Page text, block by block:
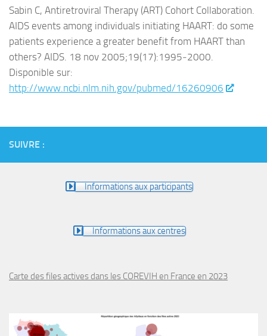
Sabin C, Antiretroviral Therapy (ART) Cohort Collaboration.
AIDS events among individuals initiating HAART: do some
patients experience a greater benefit from HAART than
others? AIDS. 18 nov 2005;19(17):1995‑2000.
Disponible sur:
http://www.ncbi.nlm.nih.gov/pubmed/16260906
SUIVRE :
Informations aux participants
Informations aux centres
Carte des files actives dans les COREVIH en France en 2023